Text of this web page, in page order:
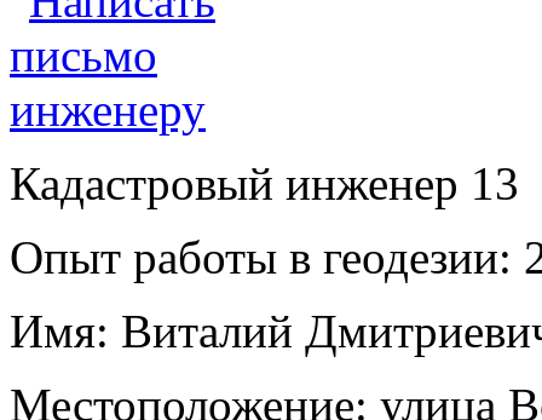
Кадастровый инженер 13
Опыт работы в геодезии:
Имя: Виталий
Местоположение: улица